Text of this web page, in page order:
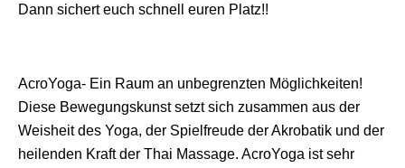
Dann sichert euch schnell euren Platz!!
AcroYoga- Ein Raum an unbegrenzten Möglichkeiten!
Diese Bewegungskunst setzt sich zusammen aus der
Weisheit des Yoga, der Spielfreude der Akrobatik und der
heilenden Kraft der Thai Massage. AcroYoga ist sehr